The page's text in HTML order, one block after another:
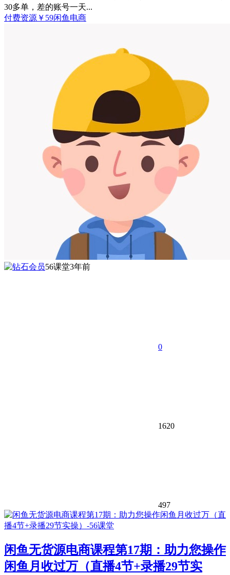
30多单，差的账号一天...
付费资源 ￥ 59闲鱼电商
56课堂3年前
0
1620
497
闲鱼无货源电商课程第17期：助力您操作
闲鱼月收过万（直播4节+录播29节实